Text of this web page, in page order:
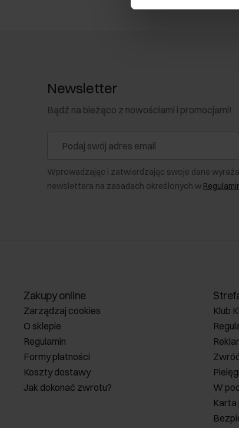
Newsletter
Bądź na bieżąco z nowościami i promocjami!
Wprowadzając i zatwierdzając swoje dane
newslettera na zasadach określonych w
Zakupy online
Zarządzaj cookies
O sklepie
Regulamin
Formy płatności
Koszty dostawy
Jak dokonać zwrotu?
Klub
W
Karta